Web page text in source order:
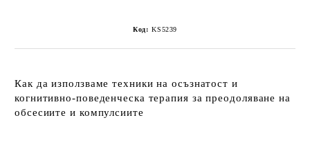
Код: KS5239
Как да използваме техники на осъзнатост и
когнитивно-поведенческа терапия за преодоляване на
обсесиите и компулсиите